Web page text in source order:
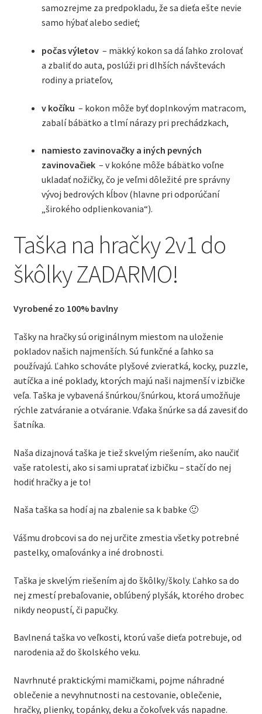
samozrejme za predpokladu, že sa dieťa ešte nevie
samo hýbať alebo sedieť;
počas výletov– mäkký kokon sa dá ľahko zrolovať
a zbaliť do auta, poslúži pri dlhších návštevách
rodiny a priateľov,
v kočíku – kokon môže byť doplnkovým matracom,
zabalí bábätko a tlmí nárazy pri prechádzkach,
namiesto zavinovačky a iných pevných
zavinovačiek– v kokóne môže bábätko voľne
ukladať nožičky, čo je veľmi dôležité pre správny
vývoj bedrových kĺbov (hlavne pri odporúčaní
„širokého odplienkovania“).
Taška na hračky 2v1 do
škôlky ZADARMO!
Vyrobené zo 100% bavlny
Tašky na hračky sú originálnym miestom na uloženie
pokladov našich najmenších. Sú funkčné a ľahko sa
používajú. Ľahko schováte plyšové zvieratká, kocky, puzzle,
autíčka a iné poklady, ktorých majú naši najmenší v izbičke
veľa. Taška je vybavená šnúrkou/šnúrkou, ktorá umožňuje
rýchle zatváranie a otváranie. Vďaka šnúrke sa dá zavesiť do
šatníka.
Naša dizajnová taška je tiež skvelým riešením, ako naučiť
vaše ratolesti, ako si sami upratať izbičku – stačí do nej
hodiť hračky a je to!
Naša taška sa hodí aj na zbalenie sa k babke 🙂
Vášmu drobcovi sa do nej určite zmestia všetky potrebné
pastelky, omaľovánky a iné drobnosti.
Taška je skvelým riešením aj do škôlky/školy. Ľahko sa do
nej zmestí prebaľovanie, obľúbený plyšák, ktorého drobec
nikdy neopustí, či papučky.
Bavlnená taška vo veľkosti, ktorú vaše dieťa potrebuje, od
narodenia až do školského veku.
Navrhnuté praktickými mamičkami, pojme náhradné
oblečenie a nevyhnutnosti na cestovanie, oblečenie,
hračky, plienky, topánky, deku a čokoľvek vás napadne.